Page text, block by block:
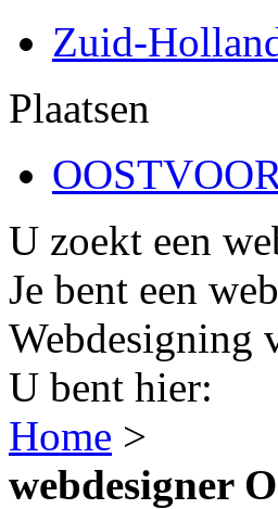
Zuid-
Plaatsen
U zoekt een
Je bent een
Webdesigning
U bent hier:
Home >
webdesigner